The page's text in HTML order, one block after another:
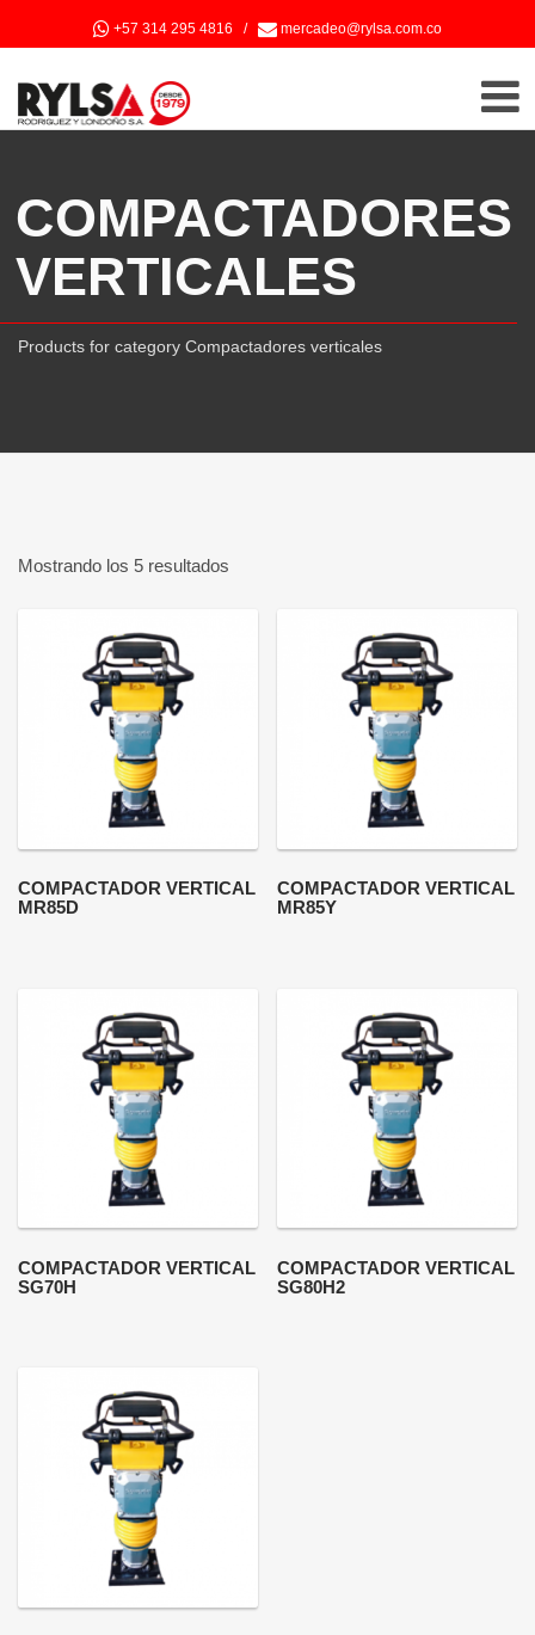
+57 314 295 4816 / mercadeo@rylsa.com.co
COMPACTADORES
VERTICALES
Products for category Compactadores verticales
Mostrando los 5 resultados
COMPACTADOR VERTICAL
MR85D
COMPACTADOR VERTICAL
MR85Y
COMPACTADOR VERTICAL
SG70H
COMPACTADOR VERTICAL
SG80H2